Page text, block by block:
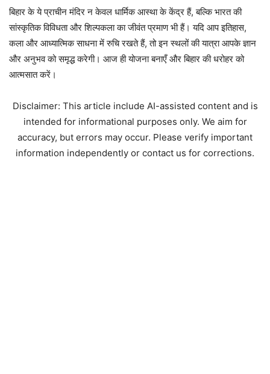
बिहार के ये प्राचीन मंदिर न केवल धार्मिक आस्था के केंद्र हैं, बल्कि भारत की
सांस्कृतिक विविधता और शिल्पकला का जीवंत प्रमाण भी हैं। यदि आप इतिहास,
कला और आध्यात्मिक साधना में रुचि रखते हैं, तो इन स्थलों की यात्रा आपके ज्ञान
और अनुभव को समृद्ध करेगी। आज ही योजना बनाएँ और बिहार की धरोहर को
आत्मसात करें।
Disclaimer: This article include AI-assisted content and is
intended for informational purposes only. We aim for
accuracy, but errors may occur. Please verify important
information independently or contact us for corrections.